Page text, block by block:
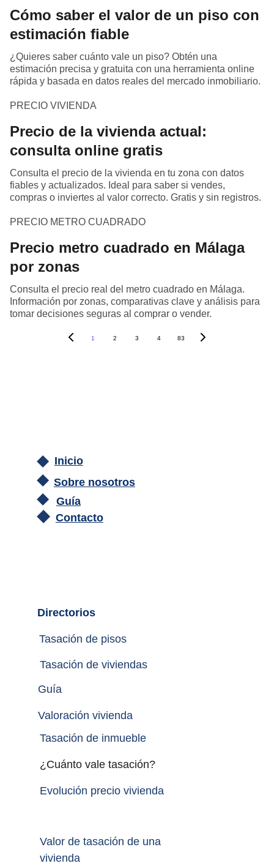
Cómo saber el valor de un piso con
estimación fiable
¿Quieres saber cuánto vale un piso? Obtén una
estimación precisa y gratuita con una herramienta online
rápida y basada en datos reales del mercado inmobiliario.
PRECIO VIVIENDA
Precio de la vivienda actual:
consulta online gratis
Consulta el precio de la vivienda en tu zona con datos
fiables y actualizados. Ideal para saber si vendes,
compras o inviertes al valor correcto. Gratis y sin registros.
PRECIO METRO CUADRADO
Precio metro cuadrado en Málaga
por zonas
Consulta el precio real del metro cuadrado en Málaga.
Información por zonas, comparativas clave y análisis para
tomar decisiones seguras al comprar o vender.
1 2 3 4 83
Inicio
Guía
Contacto
Sobre nosotros
Directorios
Tasación de pisos
Tasación de viviendas
Guía
Valoración vivienda
Tasación de inmueble
Valor de tasación de una
vivienda
¿Cuánto vale tasación?
Evolución precio vivienda